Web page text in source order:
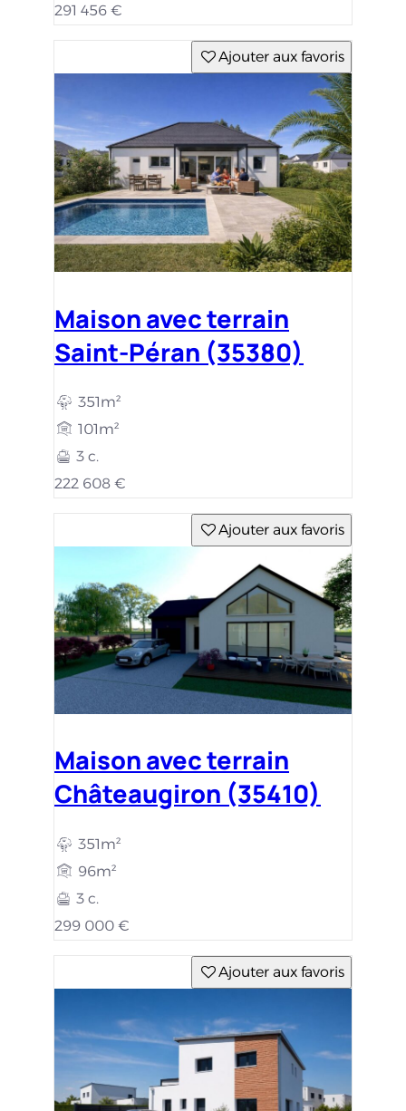
291 456 €
Ajouter aux favoris
Maison avec terrain
Saint-Péran (35380)
351m²
101m²
3 c.
222 608 €
Ajouter aux favoris
Maison avec terrain
Châteaugiron (35410)
351m²
96m²
3 c.
299 000 €
Ajouter aux favoris